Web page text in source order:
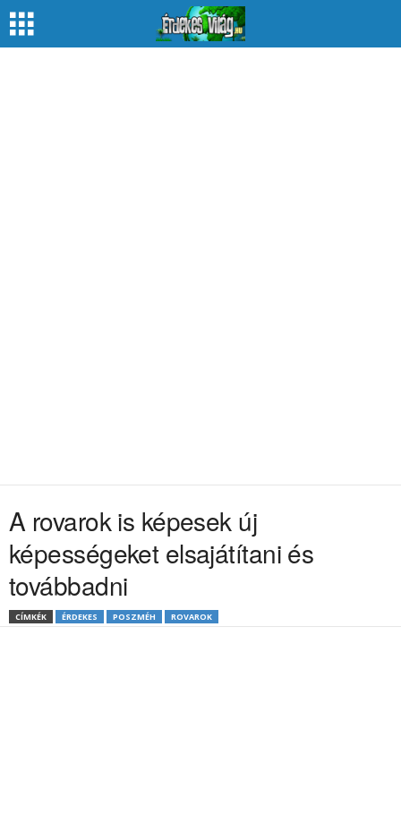
A rovarok is képesek új
képességeket elsajátítani és
továbbadni
CÍMKÉK ÉRDEKES POSZMÉH ROVAROK